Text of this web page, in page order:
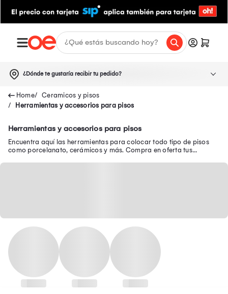
¿Dónde te gustaría recibir tu pedido?
Ceramicos y pisos
Herramientas y accesorios para pisos
Herramientas y accesorios para pisos
Encuentra aquí las herramientas para colocar todo tipo de pisos
como porcelanato, cerámicos y más. Compra en oferta tus